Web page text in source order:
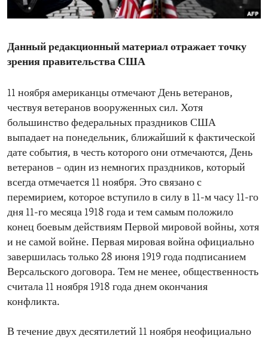
ENVIRONMENT AND HEALTH
Данный редакционный материал отражает точку
зрения правительства США
11 ноября американцы отмечают День ветеранов,
чествуя ветеранов вооруженных сил. Хотя
большинство федеральных праздников США
выпадает на понедельник, ближайший к фактической
дате события, в честь которого они отмечаются, День
ветеранов – один из немногих праздников, который
всегда отмечается 11 ноября. Это связано с
перемирием, которое вступило в силу в 11-м часу 11-го
дня 11-го месяца 1918 года и тем самым положило
конец боевым действиям Первой мировой войны, хотя
и не самой войне. Первая мировая война официально
завершилась только 28 июня 1919 года подписанием
Версальского договора. Тем не менее, общественность
считала 11 ноября 1918 года днем окончания
конфликта.
В течение двух десятилетий 11 ноября неофициально